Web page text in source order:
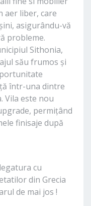
aer liber, care
asigurându-vă
probleme.
Sithonia,
său frumos și
într-una dintre
Vila este nou
permițând
finisaje după
cu
din Grecia
de mai jos !